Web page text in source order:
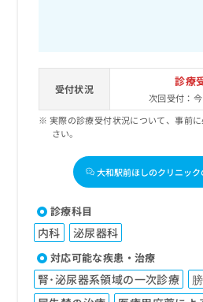
受付状況
診療
次回受付：
実際の診療受付状況について、事前
さい。
大和駅前ほしのクリニッ
診療科目
内科 泌尿器科
対応可能な疾患・治療
腎･泌尿器系領域の一次診療